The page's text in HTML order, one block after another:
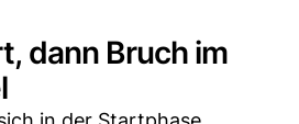
dann Bruch im